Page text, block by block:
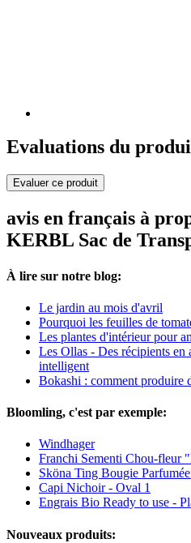
Evaluations du
Evaluer ce produit
avis en français à
KERBL Sac de
À lire sur notre blog:
Le jardin au mois d'avril
Pourquoi les feuilles de
Les plantes d'intérieur pour
Les Ollas - Des récipients en
intelligent
Bokashi : comment produire
Bloomling, c'est par exemple:
Windhager
Franchi Sementi Chou-fleur
Sköna Ting Bougie
Capi Nichoir - Oval 1
Engrais Bio Ready to use -
Nouveaux produits: